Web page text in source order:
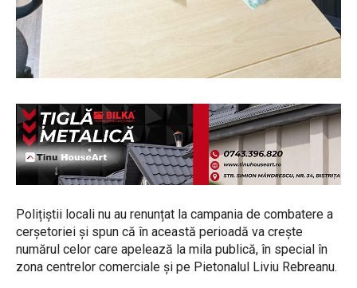
Polițiștii locali nu au renunțat la campania de combatere a
cerșetoriei și spun că în această perioadă va crește
numărul celor care apelează la mila publică, în special în
zona centrelor comerciale și pe Pietonalul Liviu Rebreanu.